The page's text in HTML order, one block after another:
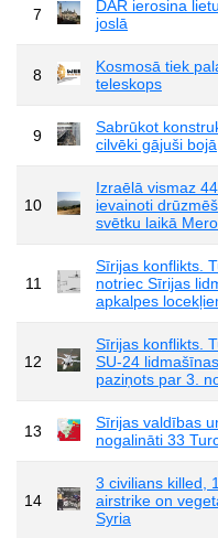
7
DĀR ierosina
joslā
8
Kosmosā tiek
teleskops
9
Sabrūkot
cilvēki gājuši
10
Izraēlā vismaz
ievainoti
svētku laikā
11
Sīrijas konflikts.
notriec Sīrijas
apkalpes
12
Sīrijas konflikts.
SU-24
paziņots par 3.
13
Sīrijas valdības
nogalināti 33
14
3 civilians killed,
airstrike on
Syria